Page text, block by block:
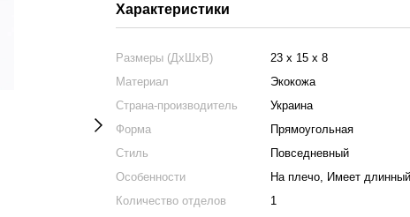
Характеристики
Размеры (ДхШхВ)
23 х 15 х 8
Материал
Экокожа
Страна-производитель
Украина
Форма
Прямоугольная
Стиль
Повседневный
Особенности
На плечо, Имеет
Количество отделов
1